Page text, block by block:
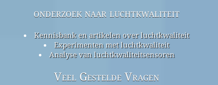
onderzoek naar luchtkwaliteit
Kennisbank en artikelen over luchtkwaliteit
Experimenten met luchtkwaliteit
Analyse van luchtkwaliteitsensoren
Veel Gestelde Vragen